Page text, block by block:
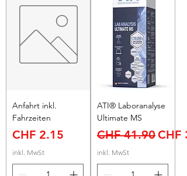
Anfahrt inkl.
Fahrzeiten
Preis
CHF 2.15
inkl. MwSt
ATI® Laboranalyse
Ultimate MS
Standardpreis
CHF 41.90Sale-
CHF
inkl. MwSt